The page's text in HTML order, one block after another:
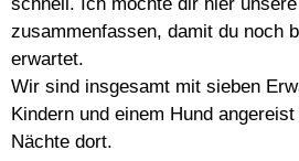
zusammenfassen, damit du noch
erwartet.
Wir sind insgesamt mit sieben
Kindern und einem Hund
Nächte dort.